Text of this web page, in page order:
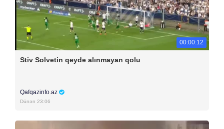
00:00:12
Stiv Solvetin qeydə alınmayan qolu
Qafqazinfo.az
Dünən 23:06